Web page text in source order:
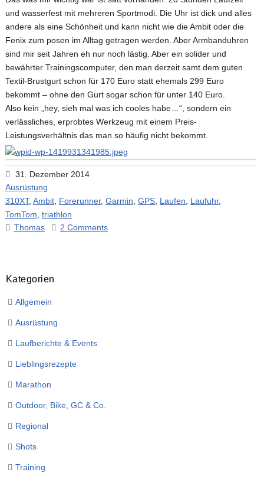
und wasserfest mit mehreren Sportmodi. Die Uhr ist dick und alles
andere als eine Schönheit und kann nicht wie die Ambit oder die
Fenix zum posen im Alltag getragen werden. Aber Armbanduhren
sind mir seit Jahren eh nur noch lästig. Aber ein solider und
bewährter Trainingscomputer, den man derzeit samt dem guten
Textil-Brustgurt schon für 170 Euro statt ehemals 299 Euro
bekommt – ohne den Gurt sogar schon für unter 140 Euro.
Also kein „hey, sieh mal was ich cooles habe…“, sondern ein
verlässliches, erprobtes Werkzeug mit einem Preis-
Leistungsverhältnis das man so häufig nicht bekommt.
31. Dezember 2014
Ausrüstung
310XT, Ambit, Forerunner, Garmin GPS, Laufen Laufuhr,
TomTom triathlon
Thomas
2 Comments
Kategorien
Allgemein
Ausrüstung
Laufberichte & Events
Lieblingsrezepte
Marathon
Outdoor, Bike, GC & Co.
Regional
Shots
Training